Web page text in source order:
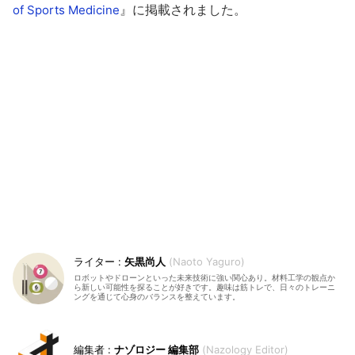
of Sports Medicine 』に掲載されました。
矢黒尚人 Naoto Yaguro
ロボットやドローンといった未来技術に強い関心あり。材料工学の観点か
ら新しい可能性を探ることが好きです。趣味は筋トレで、日々のトレーニ
ングを通じて心身のバランスを整えています。
ナゾロジー 編集部 Nazology Editor